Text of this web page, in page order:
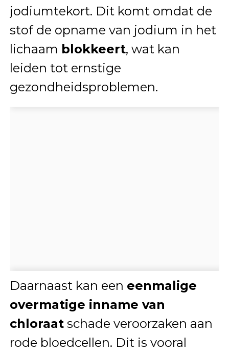
jodiumtekort. Dit komt omdat de
stof de opname van jodium in het
lichaam blokkeert, wat kan
leiden tot ernstige
gezondheidsproblemen.
Daarnaast kan een eenmalige
overmatige inname van
chloraatschade veroorzaken aan
rode bloedcellen. Dit is vooral